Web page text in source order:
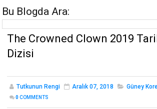
Bu Blogda Ara:
The Crowned Clown 2019
Dizisi
Tutkunun Rengi Aralık 07, 2018 Güney
0 COMMENTS